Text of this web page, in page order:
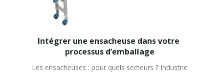
Intégrer une ensacheuse dans votre
processus d’emballage
Les ensacheuses : pour quels secteurs ? Industrie